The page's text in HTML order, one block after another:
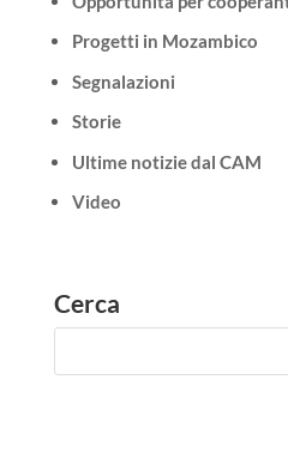
Progetti in Mozambico
Segnalazioni
Storie
Ultime notizie dal CAM
Video
Cerca